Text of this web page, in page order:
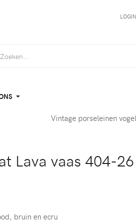
LOGIN
Vintage porseleinen
Lava vaas 404-26
bruin en ecru